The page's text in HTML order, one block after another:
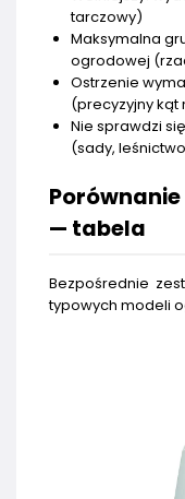
tarczowy)
Maksymalna
ogrodowej
Ostrzenie
(precyzyjny kąt
Nie sprawdzi
(sady,
— tabela
Bezpośrednie
typowych modeli